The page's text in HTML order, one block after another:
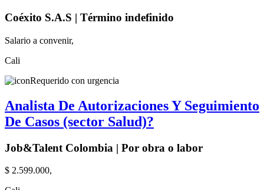
Coéxito S.A.S | Término indefinido
Salario a convenir,
Cali
Requerido con urgencia
Analista De Autorizaciones Y Seguimiento
De Casos (sector Salud)?
Job&Talent Colombia | Por obra o labor
$ 2.599.000,